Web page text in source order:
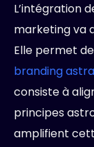
L’intégration
marketing va
Elle permet
branding
consiste à
principes
amplifient